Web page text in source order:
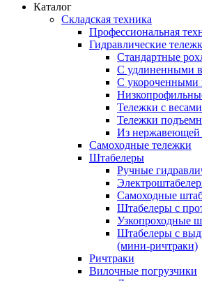
Каталог
Складская техника
Профессиональная
Гидравлические
Стандартные
С удлиненными
С укороченными
Тележки с весами
Тележки
Из нержавеющей
Самоходные тележки
Штабелеры
Ручные
Самоходные
Штабелеры с
Узкопроходные
Штабелеры с
(мини-ричтраки)
Ричтраки
Вилочные погрузчики